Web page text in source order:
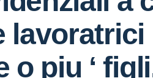
lavoratrici
o piu ‘